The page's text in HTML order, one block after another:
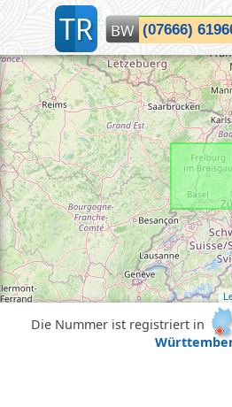
TR BW
Lokalisiere
Die Nummer ist registriert in